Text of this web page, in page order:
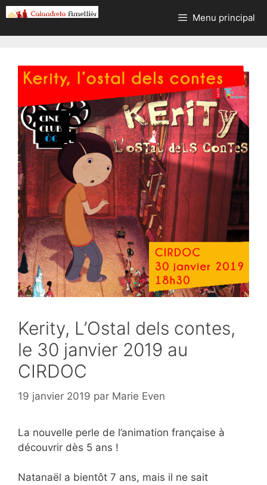
Aller
au
contenu
Menu principal
Kerity, L’Ostal dels contes,
le 30 janvier 2019 au
CIRDOC
19 janvier 2019 par Marie Even
La nouvelle perle de l’animation française à
découvrir dès 5 ans !
Natanaël a bientôt 7 ans, mais il ne sait